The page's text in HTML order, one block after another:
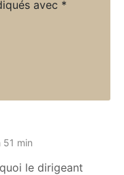
51 min
le dirigeant
avec *